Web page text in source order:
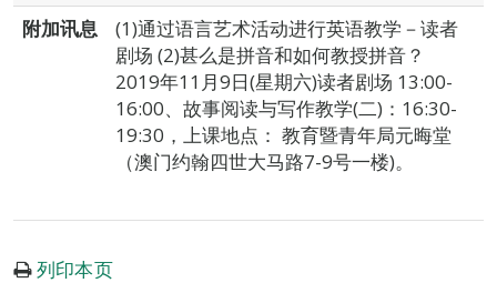
附加讯息
(1)通过语言艺术活动进行英语教学－读者
剧场 (2)甚么是拼音和如何教授拼音？
2019年11月9日(星期六)读者剧场 13:00-
16:00、故事阅读与写作教学(二)：16:30-
19:30，上课地点： 教育暨青年局元晦堂
（澳门约翰四世大马路7-9号一楼)。
列印本页